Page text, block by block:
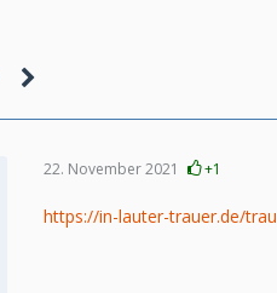
22. November 2021 +1
https://in-lauter-trauer.de/